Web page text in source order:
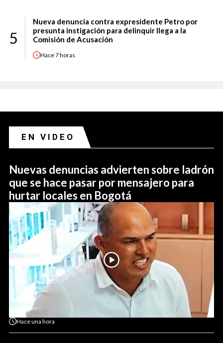
5
Nueva denuncia contra expresidente Petro por
presunta instigación para delinquir llega a la
Comisión de Acusación
Hace7 horas
EN VIDEO
Nuevas denuncias advierten sobre ladrón
que se hace pasar por mensajero para
hurtar locales en Bogotá
Haceuna hora